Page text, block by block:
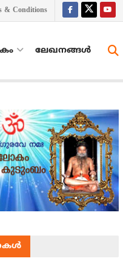
& Conditions
ലേഖനങ്ങള്‍